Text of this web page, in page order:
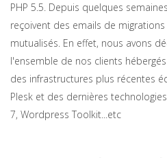
PHP 5.5. Depuis quelques
reçoivent des emails de
mutualisés. En effet, nous avons
l'ensemble de nos clients
des infrastructures plus récentes
Plesk et des dernières
7, Wordpress Toolkit...etc